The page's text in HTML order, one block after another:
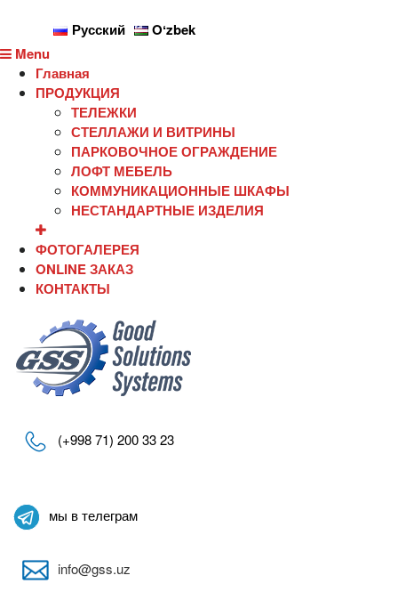
Русский
Oʻzbek
Menu
Главная
ПРОДУКЦИЯ
ТЕЛЕЖКИ
СТЕЛЛАЖИ И ВИТРИНЫ
ПАРКОВОЧНОЕ ОГРАЖДЕНИЕ
ЛОФТ МЕБЕЛЬ
КОММУНИКАЦИОННЫЕ ШКАФЫ
НЕСТАНДАРТНЫЕ ИЗДЕЛИЯ
ФОТОГАЛЕРЕЯ
ONLINE ЗАКАЗ
КОНТАКТЫ
(+998 71) 200 33 23
мы в телеграм
info@gss.uz